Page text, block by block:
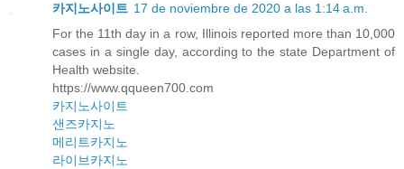
카지노사이트 17 de noviembre de 2020 a las 1:14 a.m.
For the 11th day in a row, Illinois reported more than 10,000
cases in a single day, according to the state Department of
Health website.
https://www.qqueen700.com
카지노사이트
샌즈카지노
메리트카지노
라이브카지노